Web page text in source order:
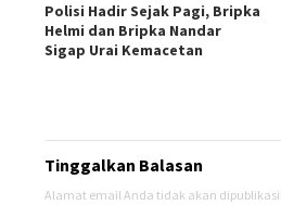
Polisi Hadir Sejak Pagi, Bripka
Helmi dan Bripka Nandar
Sigap Urai Kemacetan
Tinggalkan Balasan
Alamat email Anda tidak akan